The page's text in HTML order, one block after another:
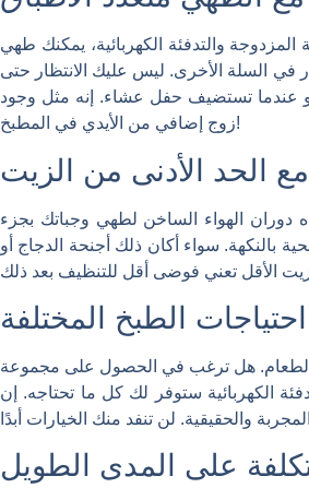
والتدفئة الكهربائية، يمكنك طهي
السلة الأخرى. ليس عليك الانتظار حتى
أو عندما تستضيف حفل عشاء. إنه مثل وجود
زوج إضافي من الأيدي في المطبخ!
الحد الأدنى من الزيت
دوران الهواء الساخن لطهي وجباتك بجزء
بالنكهة. سواء أكان ذلك أجنحة الدجاج أو
الطبخ المختلفة
الطعام. هل ترغب في الحصول على مجموعة
الكهربائية ستوفر لك كل ما تحتاجه. إن
على المدى الطويل